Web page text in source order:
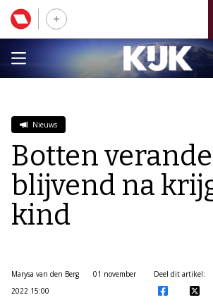
Nieuws
Botten
blijvend na
kind
Marysa van den Berg
01 november
2022 15:00
Deel dit artikel: